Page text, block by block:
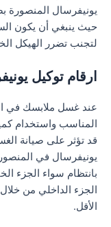
يونيفرسال المنصورة
حيث ينبغي أن يكون
لتجنب تضرر الهيكل
ارقام توكيل
عند غسل ملابسك في
المناسب واستخدام
قد تؤثر على صيانة
يونيفرسال في
بانتظام سواء الجزء
الجزء الداخلي من
الأقل.